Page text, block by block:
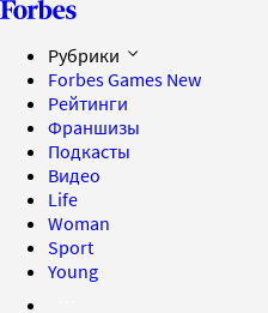
Рубрики
Forbes Games New
Рейтинги
Франшизы
Подкасты
Видео
Life
Woman
Sport
Young